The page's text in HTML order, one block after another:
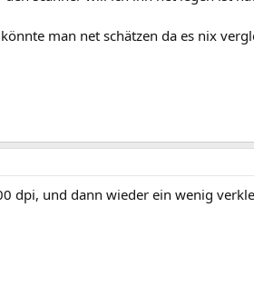
man net schätzen da es nix
dpi, und dann wieder ein wenig